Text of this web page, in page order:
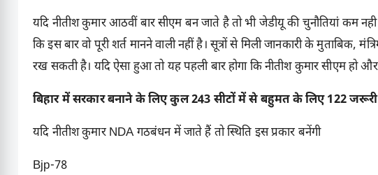
यदि नीतीश कुमार आठवीं बार सीएम बन जाते है तो भी जेडीयू की चुनौतियां कम
कि इस बार वो पूरी शर्त मानने वाली नहीं है। सूत्रों से मिली जानकारी के मुताबिक,
रख सकती है। यदि ऐसा हुआ तो यह पहली बार होगा कि नीतीश कुमार सीएम हो
बिहार में सरकार बनाने के लिए कुल 243 सीटों में से बहुमत के लिए 122 जरूरी
यदि नीतीश कुमार NDA गठबंधन में जाते हैं तो स्थिति इस प्रकार बनेंगी
Bjp-78